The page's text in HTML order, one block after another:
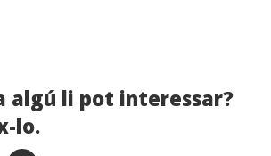
algú li pot interessar?
lo.